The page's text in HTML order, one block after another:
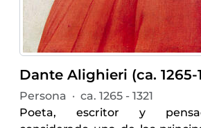
Dante Alighieri (ca. 1265-
Persona · ca. 1265 - 1321
Poeta, escritor y